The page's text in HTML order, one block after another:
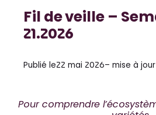
Fil de veille –
21.2026
Publié le22 mai 2026– mise à
Pour comprendre